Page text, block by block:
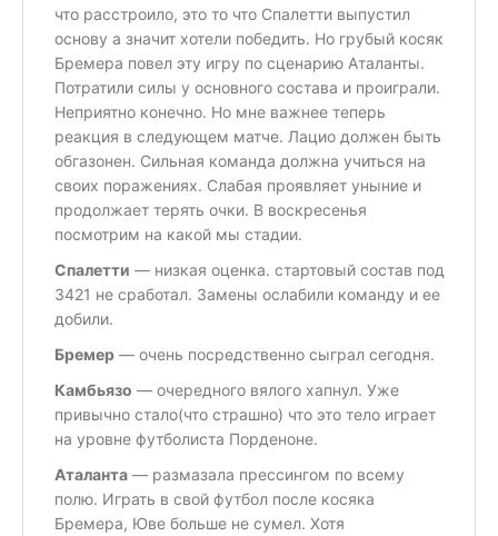
что расстроило, это то что Спалетти выпустил
основу а значит хотели победить. Но грубый косяк
Бремера повел эту игру по сценарию Аталанты.
Потратили силы у основного состава и проиграли.
Неприятно конечно. Но мне важнее теперь
реакция в следующем матче. Лацио должен быть
обгазонен. Сильная команда должна учиться на
своих поражениях. Слабая проявляет уныние и
продолжает терять очки. В воскресенья
посмотрим на какой мы стадии.
Спалетти — низкая оценка. стартовый состав под
3421 не сработал. Замены ослабили команду и ее
добили.
Бремер — очень посредственно сыграл сегодня.
Камбьязо — очередного вялого хапнул. Уже
привычно стало(что страшно) что это тело играет
на уровне футболиста Порденоне.
Аталанта — размазала прессингом по всему
полю. Играть в свой футбол после косяка
Бремера, Юве больше не сумел. Хотя